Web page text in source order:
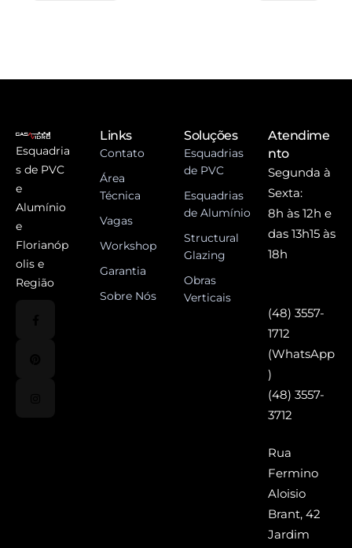
Esquadria
s de PVC
e
Alumínio
e
Florianóp
olis e
Região
Links
Contato
Área
Técnica
Vagas
Workshop
Garantia
Sobre Nós
Soluções
Esquadrias
de PVC
Esquadrias
de Alumínio
Structural
Glazing
Obras
Verticais
Atendime
nto
Segunda à
Sexta:
8h às 12h e
das 13h15 às
18h
(48) 3557-
1712
(WhatsApp
)
(48) 3557-
3712
Rua
Fermino
Aloisio
Brant, 42
Jardim